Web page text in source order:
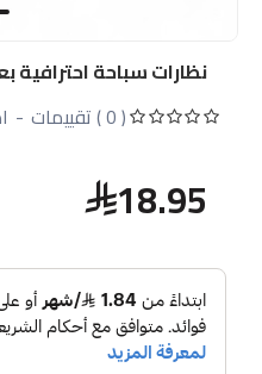
نظارات سباحة احترافية
( 0 ) تقييمات
-
18.95